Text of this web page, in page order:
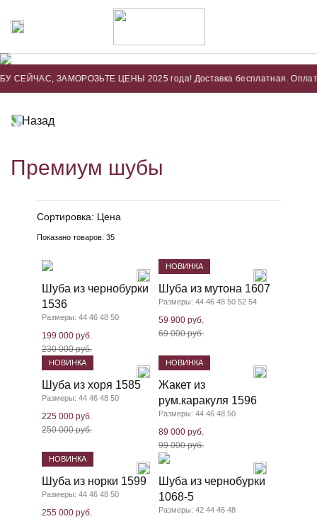
ЗАМОРОЗЬТЕ ЦЕНЫ 2025 года! Доставка бесплатная. Оплата
Назад
Премиум шубы
Сортировка: Цена
Показано товаров: 35
Шуба из чернобурки
1536
Размеры: 44 46 48 50
199 000 руб.
230 000 руб.
НОВИНКА
Шуба из мутона 1607
Размеры: 44 46 48 50 52 54
59 900 руб.
69 000 руб.
НОВИНКА
Шуба из хоря 1585
Размеры: 44 46 48 50
225 000 руб.
250 000 руб.
НОВИНКА
Жакет из
рум.каракуля 1596
Размеры: 44 46 48 50
89 000 руб.
99 000 руб.
НОВИНКА
Шуба из норки 1599
Размеры: 44 46 48 50
255 000 руб.
Шуба из чернобурки
1068-5
Размеры: 42 44 46 48